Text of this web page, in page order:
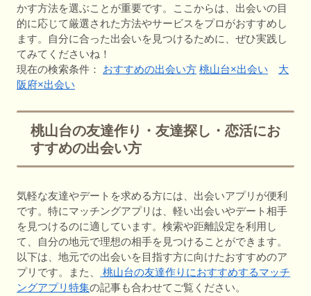
かす方法を選ぶことが重要です。ここからは、出会いの目
的に応じて厳選された方法やサービスをプロがおすすめし
ます。自分に合った出会いを見つけるために、ぜひ実践し
てみてくださいね！
現在の検索条件： おすすめの出会い方 桃山台×出会い
大
阪府×出会い
桃山台の友達作り・友達探し・恋活にお
すすめの出会い方
気軽な友達やデートを求める方には、出会いアプリが便利
です。特にマッチングアプリは、軽い出会いやデート相手
を見つけるのに適しています。検索や距離設定を利用し
て、自分の地元で理想の相手を見つけることができます。
以下は、地元での出会いを目指す方に向けたおすすめのア
プリです。また、
桃山台の友達作りにおすすめするマッチ
ングアプリ特集の記事も合わせてご覧ください。